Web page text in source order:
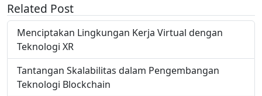
Related Post
Menciptakan Lingkungan Kerja Virtual dengan
Teknologi XR
Tantangan Skalabilitas dalam Pengembangan
Teknologi Blockchain